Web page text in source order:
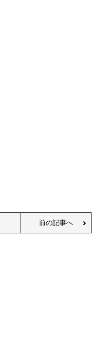
前の記事へ